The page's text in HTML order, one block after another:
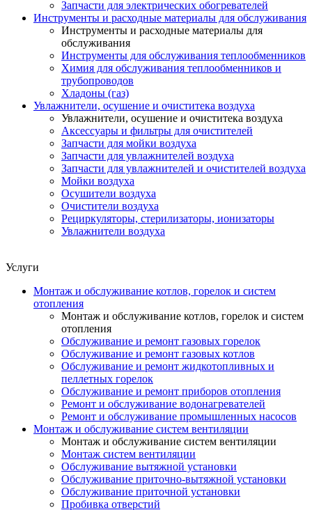
Запчасти для электрических обогревателей
Инструменты и расходные материалы для обслуживания
Инструменты и расходные материалы для
обслуживания
Инструменты для обслуживания теплообменников
Химия для обслуживания теплообменников и
трубопроводов
Хладоны (газ)
Увлажнители, осушение и очиститека воздуха
Увлажнители, осушение и очиститека воздуха
Аксессуары и фильтры для очистителей
Запчасти для мойки воздуха
Запчасти для увлажнителей воздуха
Запчасти для увлажнителей и очистителей воздуха
Мойки воздуха
Осушители воздуха
Очистители воздуха
Рециркуляторы, стерилизаторы, ионизаторы
Увлажнители воздуха
Услуги
Монтаж и обслуживание котлов, горелок и систем
отопления
Монтаж и обслуживание котлов, горелок и систем
отопления
Обслуживание и ремонт газовых горелок
Обслуживание и ремонт газовых котлов
Обслуживание и ремонт жидкотопливных и
пеллетных горелок
Обслуживание и ремонт приборов отопления
Ремонт и обслуживание водонагревателей
Ремонт и обслуживание промышленных насосов
Монтаж и обслуживание систем вентиляции
Монтаж и обслуживание систем вентиляции
Монтаж систем вентиляции
Обслуживание вытяжной установки
Обслуживание приточно-вытяжной установки
Обслуживание приточной установки
Пробивка отверстий